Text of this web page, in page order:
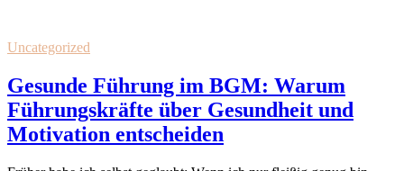
Uncategorized
Gesunde Führung im BGM: Warum
Führungskräfte über Gesundheit und
Motivation entscheiden